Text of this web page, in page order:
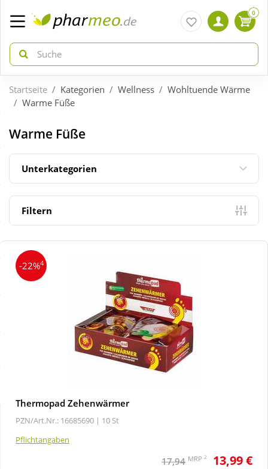
zurück
ÜBERSICHT AKTIONEN
Aktuelle Coupons
Neuheiten
Sale
zurück
ÜBERSICHT KATEGORIEN
Arzneimittel
Diabetes
Körperpflege & Kosmetik
Natur & Homöopathie
0
Startseite Kategorien Wellness
Wohltuende Wärme
Warme Füße
Warme Füße
Unterkategorien
Filtern
-22%4
Thermopad Zehenwärmer
PZN/Art.Nr.: 16685690 | 10 St
Pflichtangaben
17,94 MRP 2 13,99 €